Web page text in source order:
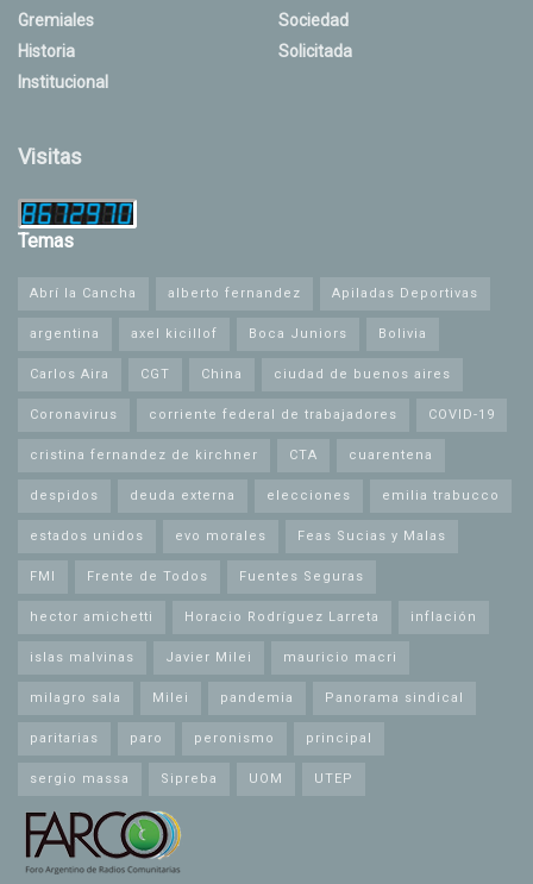
Gremiales
Historia
Institucional
Sociedad
Solicitada
Visitas
Temas
Abrí la Cancha alberto fernandez Apiladas Deportivas
argentina axel kicillof Boca Juniors Bolivia
Carlos Aira CGT China ciudad de buenos aires
Coronavirus corriente federal de trabajadores COVID-19
cristina fernandez de kirchner CTA cuarentena
despidos deuda externa elecciones emilia trabucco
estados unidos evo morales Feas Sucias y Malas
FMI Frente de Todos Fuentes Seguras
hector amichetti Horacio Rodríguez Larreta inflación
islas malvinas Javier Milei mauricio macri
milagro sala Milei pandemia Panorama sindical
paritarias paro peronismo principal
sergio massa Sipreba UOM UTEP